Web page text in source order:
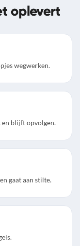
oplevert
wegwerken.
en blijft opvolgen.
gaat aan stilte.